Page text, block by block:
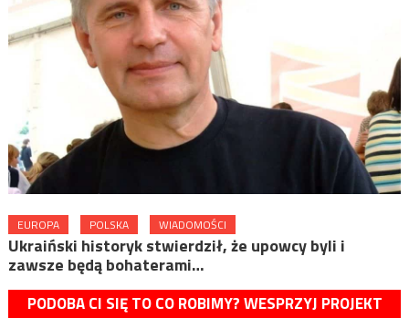
EUROPA POLSKA WIADOMOŚCI
Ukraiński historyk stwierdził, że upowcy byli i
zawsze będą bohaterami…
PODOBA CI SIĘ TO CO ROBIMY? WESPRZYJ PROJEKT